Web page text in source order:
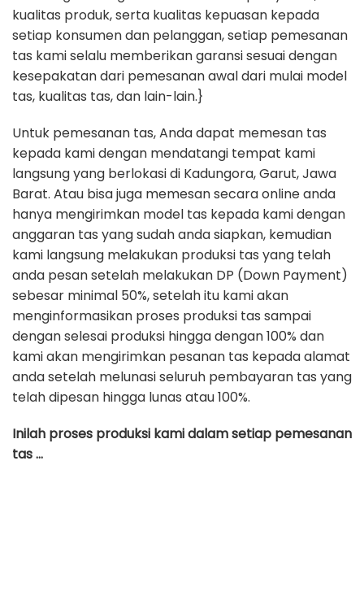
kualitas produk, serta kualitas kepuasan kepada
setiap konsumen dan pelanggan, setiap pemesanan
tas kami selalu memberikan garansi sesuai dengan
kesepakatan dari pemesanan awal dari mulai model
tas, kualitas tas, dan lain-lain.}
Untuk pemesanan tas, Anda dapat memesan tas
kepada kami dengan mendatangi tempat kami
langsung yang berlokasi di Kadungora, Garut, Jawa
Barat. Atau bisa juga memesan secara online anda
hanya mengirimkan model tas kepada kami dengan
anggaran tas yang sudah anda siapkan, kemudian
kami langsung melakukan produksi tas yang telah
anda pesan setelah melakukan DP (Down Payment)
sebesar minimal 50%, setelah itu kami akan
menginformasikan proses produksi tas sampai
dengan selesai produksi hingga dengan 100% dan
kami akan mengirimkan pesanan tas kepada alamat
anda setelah melunasi seluruh pembayaran tas yang
telah dipesan hingga lunas atau 100%.
Inilah proses produksi kami dalam setiap pemesanan
tas …